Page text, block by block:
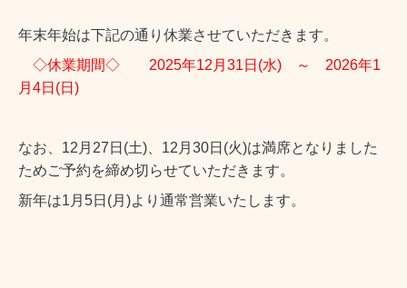
年末年始は下記の通り休業させていただきます。
◇休業期間◇ 2025年12月31日(水) ～ 2026年1
月4日(日)
なお、12月27日(土)、12月30日(火)は満席となりました
ためご予約を締め切らせていただきます。
新年は1月5日(月)より通常営業いたします。